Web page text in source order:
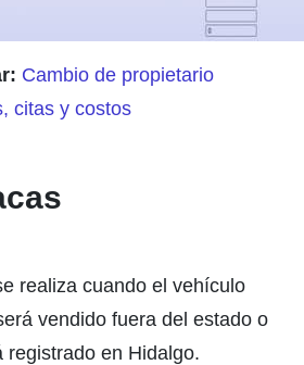
Cambio de propietario
citas y costos
realiza cuando el vehículo
vendido fuera del estado o
registrado en Hidalgo.